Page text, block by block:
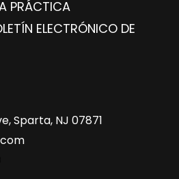
PRÁCTICA
ELECTRÓNICO DE
Sparta, NJ 07871